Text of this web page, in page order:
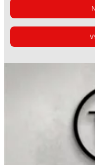
mezi
nesavé
schnutí a